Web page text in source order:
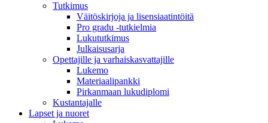
Tutkimus
Väitöskirjoja ja lisensiaatintöitä
Pro gradu -tutkielmia
Lukututkimus
Julkaisusarja
Opettajille ja varhaiskasvattajille
Lukemo
Materiaalipankki
Pirkanmaan lukudiplomi
Kustantajalle
Lapset ja nuoret